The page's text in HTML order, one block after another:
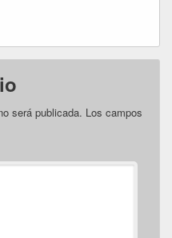
será publicada. Los campos